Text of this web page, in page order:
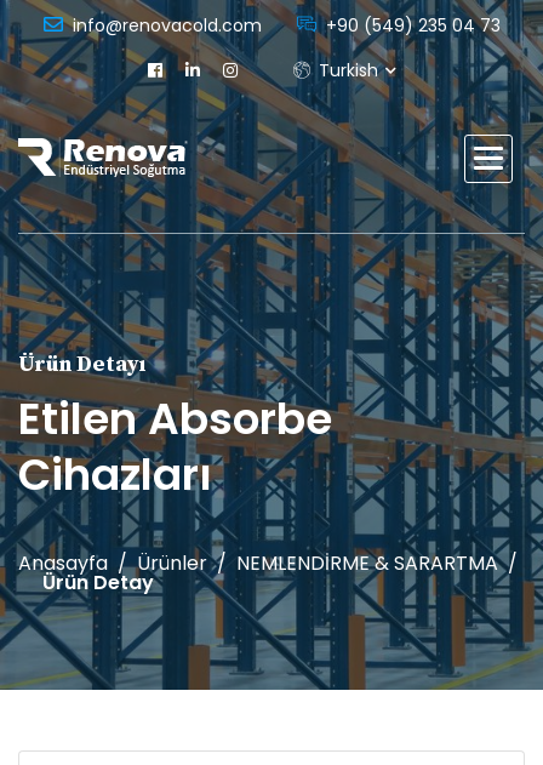
info@renovacold.com
+90 (549) 235 04 73
Turkish
Ürün Detayı
Etilen Absorbe
Cihazları
Anasayfa Ürünler NEMLENDİRME & SARARTMA
Ürün Detay